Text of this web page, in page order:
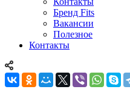
Бренд Fits
Вакансии
Полезное
Контакты